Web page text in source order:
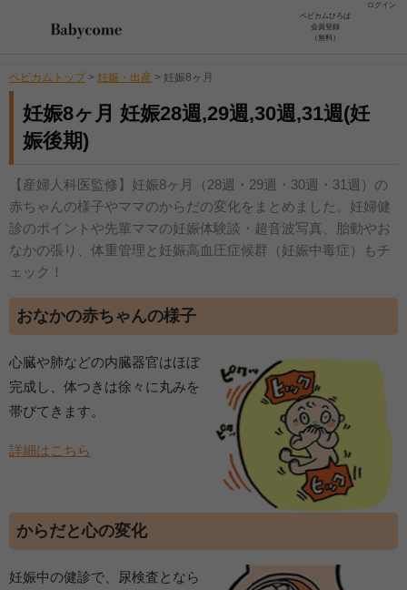
ログイン
ベビカムひろば
会員登録
（無料）
ベビカムトップ > 妊娠・出産 > 妊娠8ヶ月
妊娠8ヶ月 妊娠28週,29週,30週,31週(妊
娠後期)
【産婦人科医監修】妊娠8ヶ月（28週・29週・30週・31週）の
赤ちゃんの様子やママのからだの変化をまとめました。妊婦健
診のポイントや先輩ママの妊娠体験談・超音波写真、胎動やお
なかの張り、体重管理と妊娠高血圧症候群（妊娠中毒症）もチ
ェック！
おなかの赤ちゃんの様子
心臓や肺などの内臓器官はほぼ
完成し、体つきは徐々に丸みを
帯びてきます。
詳細はこちら
からだと心の変化
妊娠中の健診で、尿検査となら